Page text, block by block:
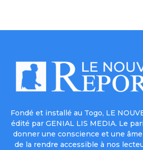
Fondé et installé au Togo, LE
édité par GENIAL LIS MEDIA. Le
donner une conscience et une
de la rendre accessible à nos